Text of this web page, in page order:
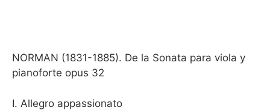
NORMAN (1831-1885). De la Sonata para viola y
pianoforte opus 32
I. Allegro appassionato